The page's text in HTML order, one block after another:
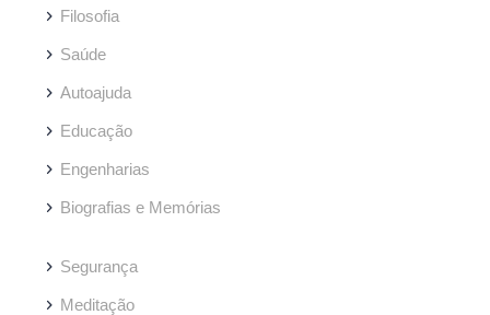
Filosofia
Saúde
Autoajuda
Educação
Engenharias
Biografias e Memórias
Segurança
Meditação